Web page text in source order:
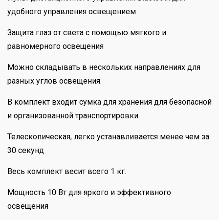
удобного управления освещением
Защита глаз от света с помощью мягкого и
равномерного освещения
Можно складывать в нескольких направлениях для
разных углов освещения.
В комплект входит сумка для хранения для безопасной
и организованной транспортировки.
Телескопическая, легко устанавливается менее чем за
30 секунд
Весь комплект весит всего 1 кг.
Мощность 10 Вт для яркого и эффективного
освещения